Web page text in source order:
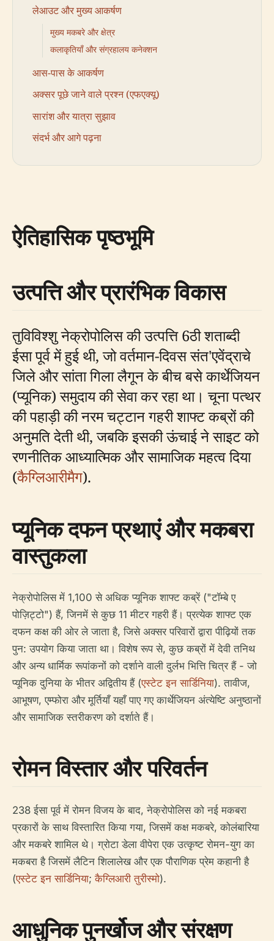
लेआउट और मुख्य आकर्षण
मुख्य मकबरे और क्षेत्र
कलाकृतियाँ और संग्रहालय कनेक्शन
आस-पास के आकर्षण
अक्सर पूछे जाने वाले प्रश्न (एफएक्यू)
सारांश और यात्रा सुझाव
संदर्भ और आगे पढ़ना
ऐतिहासिक पृष्ठभूमि
उत्पत्ति और प्रारंभिक विकास
तुविविश्शु नेक्रोपोलिस की उत्पत्ति 6ठी शताब्दी
ईसा पूर्व में हुई थी, जो वर्तमान-दिवस संत'एवेंद्राचे
जिले और सांता गिला लैगून के बीच बसे कार्थेजियन
(प्यूनिक) समुदाय की सेवा कर रहा था। चूना पत्थर
की पहाड़ी की नरम चट्टान गहरी शाफ्ट कब्रों की
अनुमति देती थी, जबकि इसकी ऊंचाई ने साइट को
रणनीतिक आध्यात्मिक और सामाजिक महत्व दिया
(कैग्लिआरीमैग).
प्यूनिक दफन प्रथाएं और मकबरा
वास्तुकला
नेक्रोपोलिस में 1,100 से अधिक प्यूनिक शाफ्ट कब्रें ("टॉम्बे ए
पोज़िट्टो") हैं, जिनमें से कुछ 11 मीटर गहरी हैं। प्रत्येक शाफ्ट एक
दफन कक्ष की ओर ले जाता है, जिसे अक्सर परिवारों द्वारा पीढ़ियों तक
पुन: उपयोग किया जाता था। विशेष रूप से, कुछ कब्रों में देवी तनिथ
और अन्य धार्मिक रूपांकनों को दर्शाने वाली दुर्लभ भित्ति चित्र हैं - जो
प्यूनिक दुनिया के भीतर अद्वितीय हैं (एस्टेट इन सार्डिनिया). तावीज,
आभूषण, एम्फोरा और मूर्तियाँ यहाँ पाए गए कार्थेजियन अंत्येष्टि अनुष्ठानों
और सामाजिक स्तरीकरण को दर्शाते हैं।
रोमन विस्तार और परिवर्तन
238 ईसा पूर्व में रोमन विजय के बाद, नेक्रोपोलिस को नई मकबरा
प्रकारों के साथ विस्तारित किया गया, जिसमें कक्ष मकबरे, कोलंबारिया
और मकबरे शामिल थे। ग्रोटा डेला वीपेरा एक उत्कृष्ट रोमन-युग का
मकबरा है जिसमें लैटिन शिलालेख और एक पौराणिक प्रेम कहानी है
(एस्टेट इन सार्डिनिया;कैग्लिआरी तुरीस्मो).
आधुनिक पुनर्खोज और संरक्षण